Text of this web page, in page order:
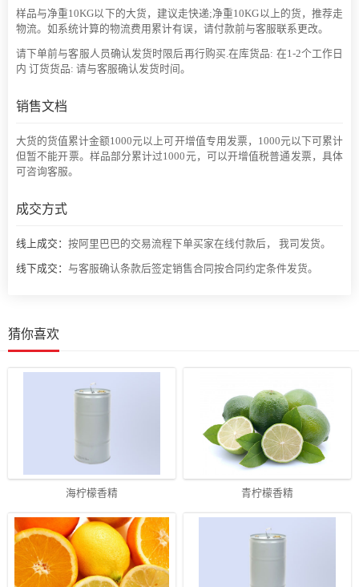
样品与净重10KG以下的大货，建议走快递;净重10KG以上的货，推荐走
物流。如系统计算的物流费用累计有误，请付款前与客服联系更改。
请下单前与客服人员确认发货时限后再行购买.在库货品: 在1-2个工作日
内 订货货品: 请与客服确认发货时间。
销售文档
大货的货值累计金额1000元以上可开增值专用发票，1000元以下可累计
但暂不能开票。样品部分累计过1000元，可以开增值税普通发票，具体
可咨询客服。
成交方式
线上成交： 按阿里巴巴的交易流程下单买家在线付款后， 我司发货。
线下成交： 与客服确认条款后签定销售合同按合同约定条件发货。
猜你喜欢
海柠檬香精 青柠檬香精